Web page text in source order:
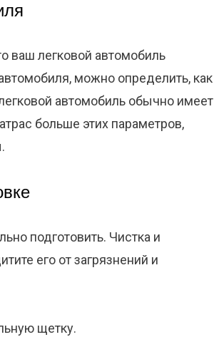
ваш легковой автомобиль
можно определить, как
автомобиль обычно имеет
больше этих параметров,
подготовить. Чистка и
его от загрязнений и
щетку.